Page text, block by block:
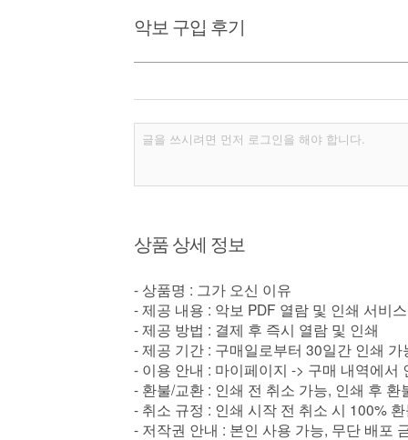
악보 구입 후기
상품 상세 정보
- 상품명 : 그가 오신 이유
- 제공 내용 : 악보 PDF 열람 및 인쇄 서비스
- 제공 방법 : 결제 후 즉시 열람 및 인쇄
- 제공 기간 : 구매일로부터 30일간 인쇄
- 이용 안내 : 마이페이지 -> 구매 내역에서
- 환불/교환 : 인쇄 전 취소 가능, 인쇄 후 환
- 취소 규정 : 인쇄 시작 전 취소 시 100%
- 저작권 안내 : 본인 사용 가능, 무단 배포